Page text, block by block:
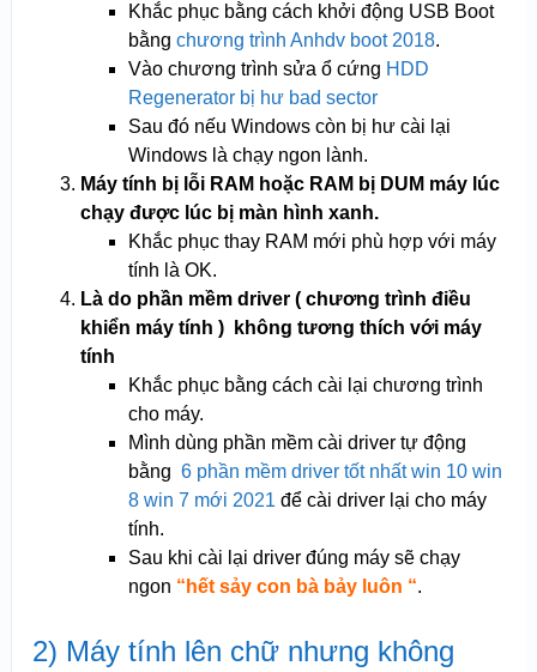
Khắc phục bằng cách khởi động USB Boot
bằng chương trình Anhdv boot 2018.
Vào chương trình sửa ổ cứng HDD
Regenerator bị hư bad sector
Sau đó nếu Windows còn bị hư cài lại
Windows là chạy ngon lành.
Máy tính bị lỗi RAM hoặc RAM bị DUM máy lúc
chạy được lúc bị màn hình xanh.
Khắc phục thay RAM mới phù hợp với máy
tính là OK.
Là do phần mềm driver ( chương trình điều
khiển máy tính ) không tương thích với máy
tính
Khắc phục bằng cách cài lại chương trình
cho máy.
Mình dùng phần mềm cài driver tự động
bằng 6 phần mềm driver tốt nhất win 10 win
8 win 7 mới 2021 để cài driver lại cho máy
tính.
Sau khi cài lại driver đúng máy sẽ chạy
ngon “hết sảy con bà bảy luôn “.
2) Máy tính lên chữ nhưng không